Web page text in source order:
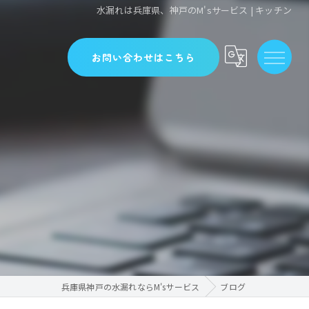
水漏れは兵庫県、神戸のM'sサービス | キッチン
お問い合わせはこちら
兵庫県神戸の水漏れならM'sサービス ブログ